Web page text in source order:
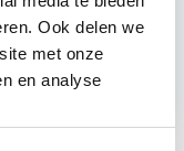
Ook delen we
met onze
en analyse